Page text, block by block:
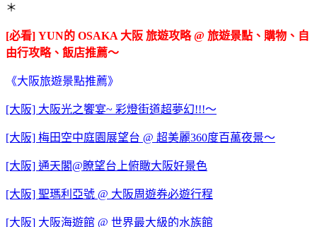
＊
[必看] YUN的 OSAKA 大阪 旅遊攻略 @ 旅遊景點、購物、自
由行攻略、飯店推薦～
《大阪旅遊景點推薦》
[大阪] 大阪光之饗宴~ 彩燈街道超夢幻!!!～
[大阪] 梅田空中庭園展望台 @ 超美麗360度百萬夜景～
[大阪] 通天閣@瞭望台上俯瞰大阪好景色
[大阪] 聖瑪利亞號 @ 大阪周遊券必遊行程
[大阪] 大阪海遊館 @ 世界最大級的水族館